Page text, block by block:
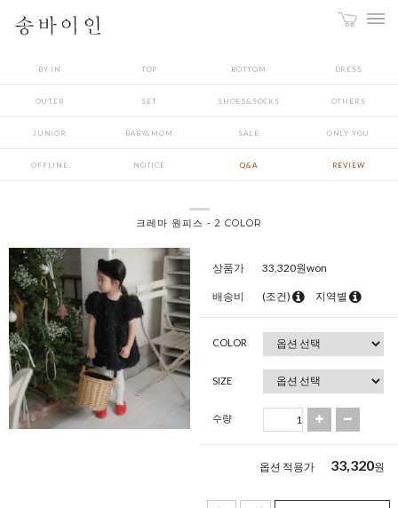
BY IN TOP BOTTOM DRESS
OUTER SET SHOES&SOCKS OTHERS
JUNIOR BABY&MOM SALE ONLY YOU
OFFLINE NOTICE Q&A REVIEW
크레마 원피스 - 2 COLOR
상품가 33,320원won
배송비 (조건) 지역별
COLOR
SIZE
수량
옵션 적용가 33,320원